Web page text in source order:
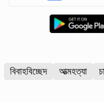
বিবাহবিচ্ছেদ আত্মহত্যা